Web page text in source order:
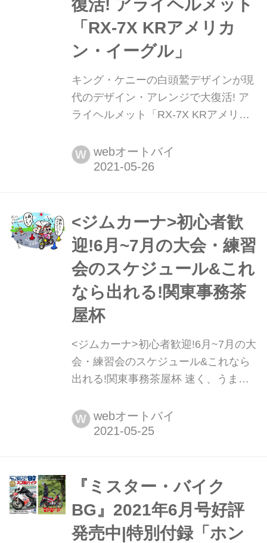
復活! アライヘルメット
「RX-7X KRアメリカ
ン・イーグル」
キング・ケニーの白頭鷲デザインが現
代のデザイン・アレンジで大復活! ア
ライヘルメット「RX-7X KRアメリカ
ズ編集部が気になる新製品をピックア
ップ。この記事ではアライヘルメット
W webオートバイ
<ジムカーナ>初心者歓
迎!6月~7月の大会・練習
会のスケジュール&これ
なら出れる!関東事務茶
屋杯
<ジムカーナ>初心者歓迎!6月~7月の大
会・練習会のスケジュール&これなら
出れる!関東事務茶屋杯 速く、うまく
すジムカーナ 関東事務茶屋杯は、現在
関東で行われている 競技団体
や、 とりあえずジムカーナ競技の雰囲
気を知りたいライダーに向け、 「最も
出場し易く、最も親しみ易い...
W webオートバイ
『ミスター・バイク
BG』2021年6月号好評
発売中|特別付録「ホン